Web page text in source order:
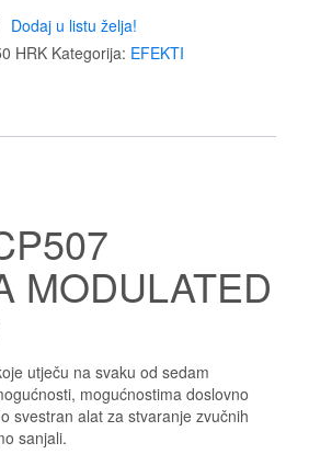
Dodaj u listu želja!
HRK Kategorija: EFEKTI
MODULATED
utječu na svaku od sedam
mogućnostima doslovno
svestran alat za stvaranje zvučnih
sanjali.